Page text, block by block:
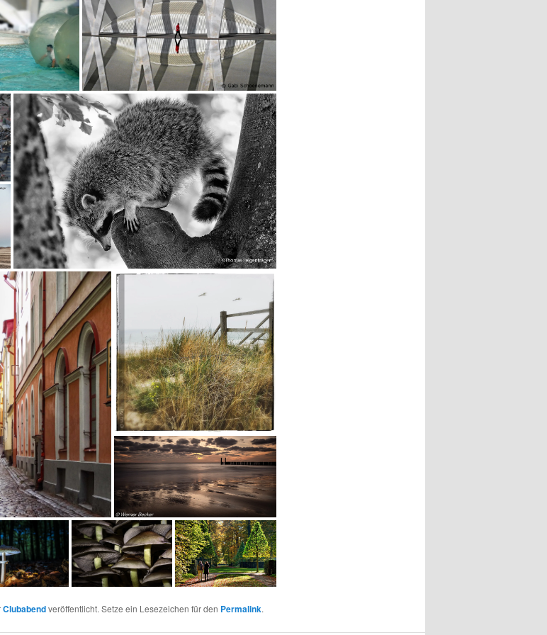
Clubabendveröffentlicht. Setze ein Lesezeichen für den Permalink.